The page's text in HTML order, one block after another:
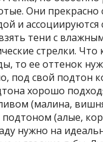
Они прекрасно
и ассоциируются
тени с
стрелки. Что
то ее оттенок
под свой подтон
хорошо
(малина,
(алые,
нужно на